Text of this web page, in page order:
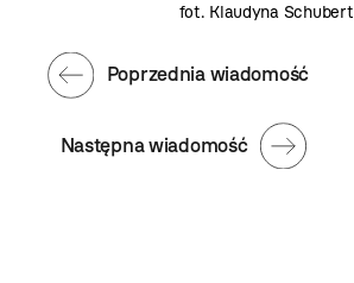
fot. Klaudyna Schubert
Następna wiadomość
Poprzednia wiadomość